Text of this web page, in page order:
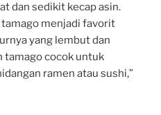
dan sedikit kecap asin.
menjadi favorit
yang lembut dan
tamago cocok untuk
ramen atau sushi,”